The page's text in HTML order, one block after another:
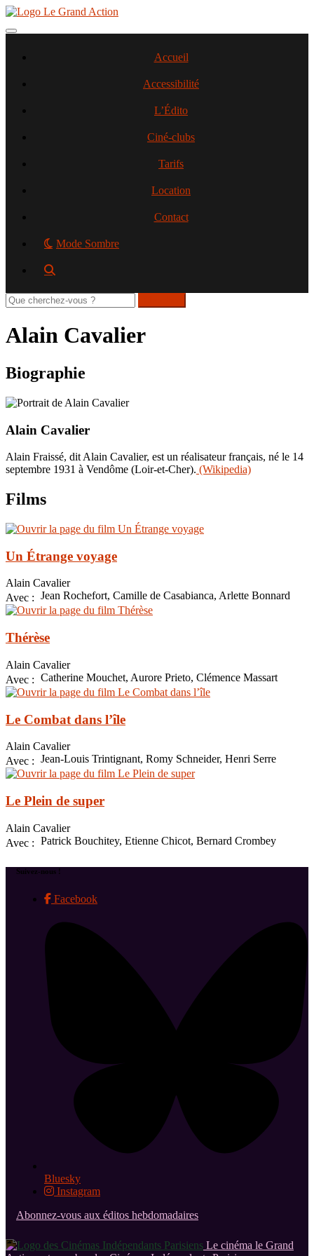
Aller
contenu
Toggle navigation
Accueil
Accessibilité
L’Édito
Ciné-clubs
Tarifs
Location
Contact
Mode Sombre
Rechercher
sur
site
Alain Cavalier
Biographie
Alain Cavalier
Alain Fraissé, dit Alain Cavalier, est un réalisateur français, né le 14
septembre 1931 à Vendôme (Loir-et-Cher). (Wikipedia)
Films
Un Étrange voyage
Alain Cavalier
Avec : Jean Rochefort, Camille de Casabianca, Arlette Bonnard
Thérèse
Alain Cavalier
Avec : Catherine Mouchet, Aurore Prieto, Clémence Massart
Le Combat dans l’île
Alain Cavalier
Avec : Jean-Louis Trintignant, Romy Schneider, Henri Serre
Le Plein de super
Alain Cavalier
Avec : Patrick Bouchitey, Etienne Chicot, Bernard Crombey
Suivez-nous !
Facebook
Bluesky
Instagram
Abonnez-vous aux éditos hebdomadaires
Le cinéma le Grand